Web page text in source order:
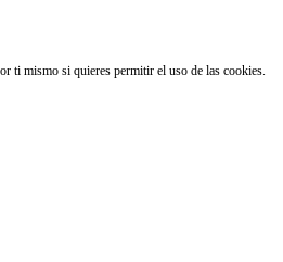
ti mismo si quieres permitir el uso de las cookies.